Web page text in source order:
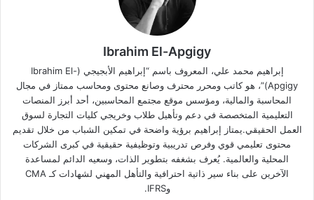
Ibrahim El-Apgigy
إبراهيم محمد علي، المعروف باسم “إبراهيم الأبجيجي (Ibrahim El-
Apgigy)”، هو كاتب ومحرر محترف وصانع محتوى ومحاسب ممتاز في مجال
المحاسبة والمالية، ومؤسس موقع مجتمع المحاسبين، أحد أبرز المنصات
التعليمية المتخصصة في دعم وتأهيل طلاب وخريجي كليات التجارة لسوق
العمل الحقيقي.يمتاز إبراهيم برؤية واضحة في تمكين الشباب من خلال تقديم
محتوى تعليمي قوي وفرص تدريبية وتوظيفية حقيقية في كبرى الشركات
المحلية والعالمية. يُعرف بشغفه بتطوير الذات، وسعيه الدائم لمساعدة
الآخرين على بناء سير ذاتية احترافية والتأهل المهني لشهادات كـ CMA
وIFRS.